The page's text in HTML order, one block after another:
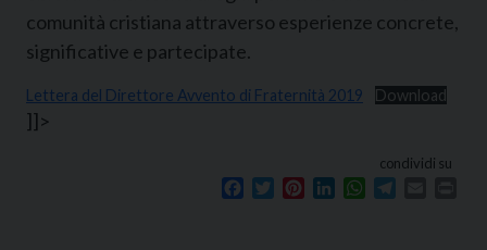
comunità cristiana attraverso esperienze concrete,
significative e partecipate.
Lettera del Direttore Avvento di Fraternità 2019 Download
]]>
condividi su
Facebook
TwitterPinterestLinkedInWhatsApp